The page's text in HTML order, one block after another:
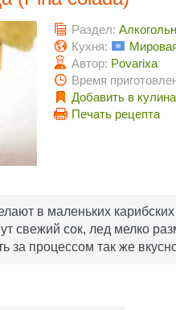
Раздел:
Кухня:
Автор: Povarixa
Время
Добавить в
Печать рецепта
в маленьких карибских
свежий сок, лед мелко
за процессом так же